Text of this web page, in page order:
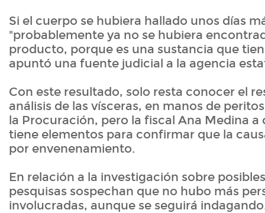
Si el cuerpo se hubiera hallado unos días
"probablemente ya no se hubiera
producto, porque es una sustancia que
apuntó una fuente judicial a la agencia
Con este resultado, solo resta conocer el
análisis de las vísceras, en manos de
la Procuración, pero la fiscal Ana Medina a
tiene elementos para confirmar que la
por envenenamiento.
En relación a la investigación sobre
pesquisas sospechan que no hubo más
involucradas, aunque se seguirá